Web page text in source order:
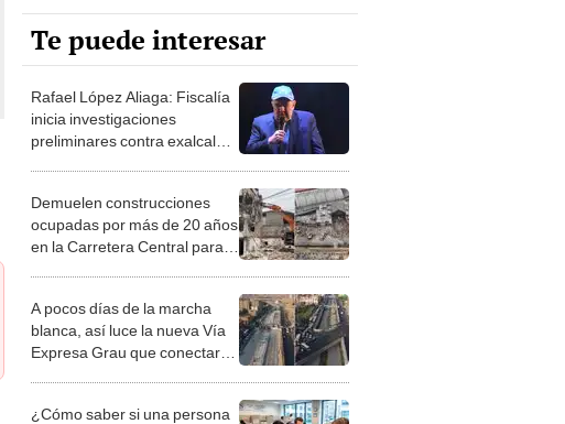
Te puede interesar
Rafael López Aliaga: Fiscalía
inicia investigaciones
preliminares contra exalcalde
Demuelen construcciones
ocupadas por más de 20 años
en la Carretera Central para
A pocos días de la marcha
blanca, así luce la nueva Vía
Expresa Grau que conectará
¿Cómo saber si una persona